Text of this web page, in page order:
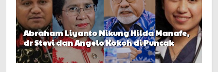
Abraham Liyanto Nikung Hilda Manafe,
dr Stevi dan Angelo Kokoh di Puncak